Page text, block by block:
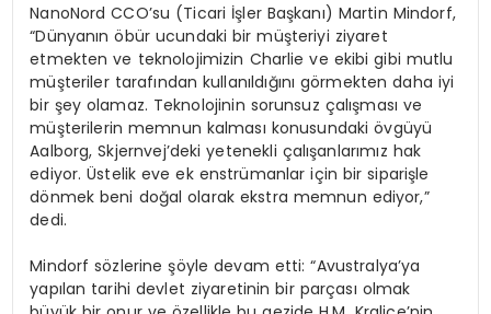
NanoNord CCO’su (Ticari İşler Başkanı) Martin Mindorf,
“Dünyanın öbür ucundaki bir müşteriyi ziyaret
etmekten ve teknolojimizin Charlie ve ekibi gibi mutlu
müşteriler tarafından kullanıldığını görmekten daha iyi
bir şey olamaz. Teknolojinin sorunsuz çalışması ve
müşterilerin memnun kalması konusundaki övgüyü
Aalborg, Skjernvej’deki yetenekli çalışanlarımız hak
ediyor. Üstelik eve ek enstrümanlar için bir siparişle
dönmek beni doğal olarak ekstra memnun ediyor,”
dedi.
Mindorf sözlerine şöyle devam etti: “Avustralya’ya
yapılan tarihi devlet ziyaretinin bir parçası olmak